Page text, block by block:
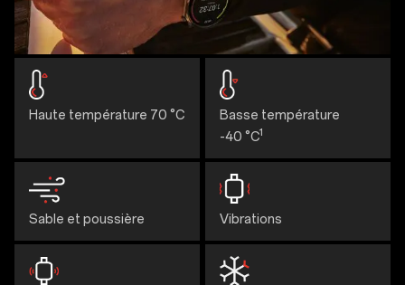
Haute température 70 °C
Basse température
-40 °C1
Sable et poussière Vibrations